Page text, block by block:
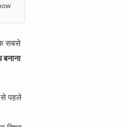
सबसे
से पहले